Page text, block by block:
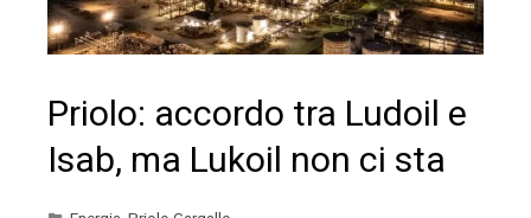
Priolo: accordo tra Ludoil e
Isab, ma Lukoil non ci sta